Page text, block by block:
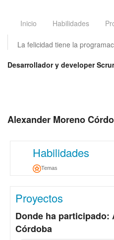
Inicio Habilidades
La felicidad tiene la
Desarrollador y developer
Alexander Moreno
Habilidades
Temas
Proyectos
Donde ha participado:
Córdoba